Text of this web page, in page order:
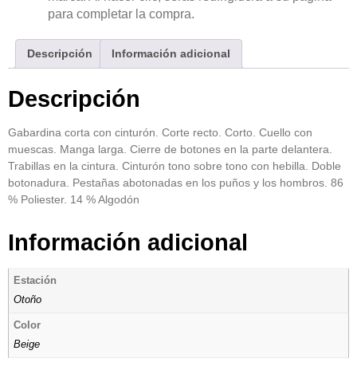
para completar la compra.
Descripción Información adicional
Descripción
Gabardina corta con cinturón. Corte recto. Corto. Cuello con
muescas. Manga larga. Cierre de botones en la parte delantera.
Trabillas en la cintura. Cinturón tono sobre tono con hebilla. Doble
botonadura. Pestañas abotonadas en los puños y los hombros. 86
% Poliester. 14 % Algodón
Información adicional
Estación
Otoño
Color
Beige